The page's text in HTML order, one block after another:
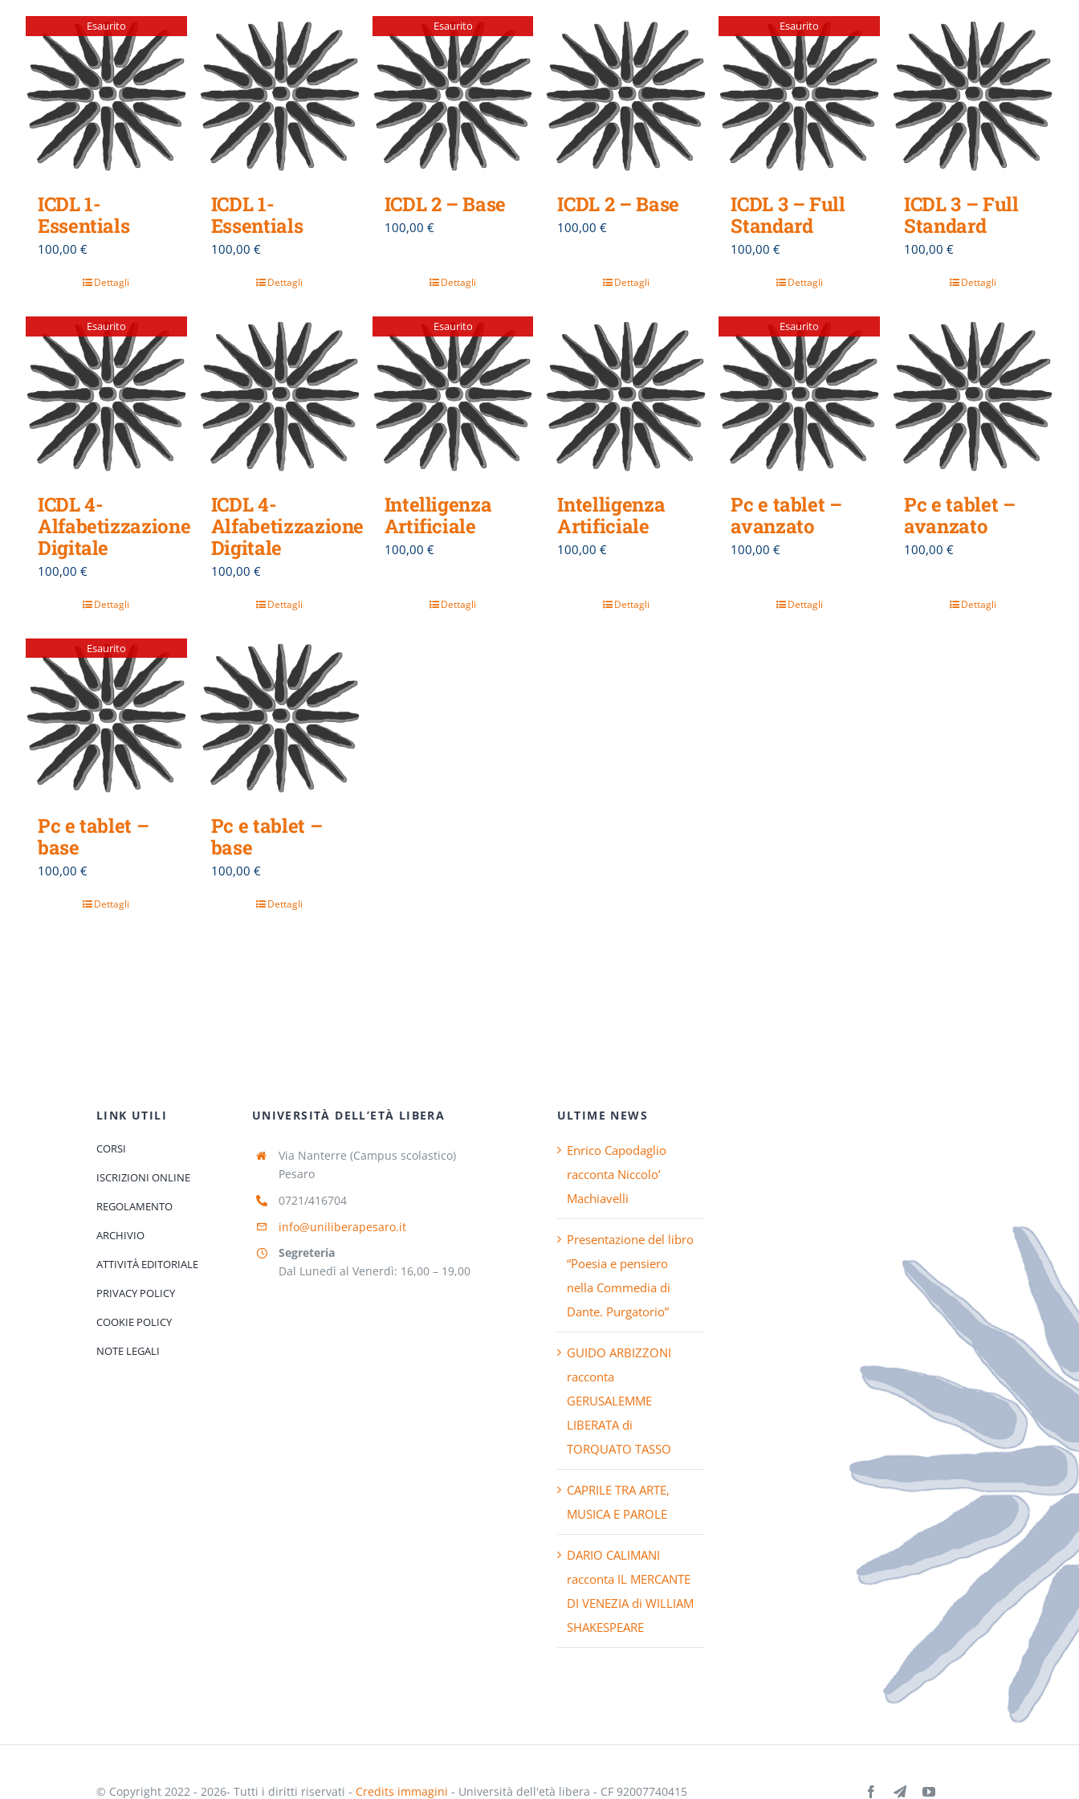
Esaurito
ICDL 1-
Essentials
100,00 €
Dettagli
ICDL 1-
Essentials
100,00 €
Dettagli
Esaurito
ICDL 2 – Base
100,00 €
Dettagli
ICDL 2 – Base
100,00€
Dettagli
Esaurito
ICDL 3 – Full
Standard
100,00€
Dettagli
ICDL 3 – Full
Standard
100,00€
Dettagli
Esaurito
ICDL 4-
Alfabetizzazione
Digitale
100,00 €
Dettagli
ICDL 4-
Alfabetizzazione
Digitale
100,00 €
Dettagli
Esaurito
Intelligenza
Artificiale
100,00 €
Dettagli
Intelligenza
Artificiale
100,00€
Dettagli
Esaurito
Pc e tablet –
avanzato
100,00€
Dettagli
Pc e tablet –
avanzato
100,00€
Dettagli
Esaurito
Pc e tablet –
base
100,00 €
Dettagli
Pc e tablet –
base
100,00 €
Dettagli
LINK UTILI
CORSI
ISCRIZIONI ONLINE
REGOLAMENTO
ARCHIVIO
ATTIVITÀ EDITORIALE
PRIVACY POLICY
COOKIE POLICY
NOTE LEGALI
UNIVERSITÀ DELL’ETÀ LIBERA
Via Nanterre (Campus scolastico)
Pesaro
0721/416704
info@uniliberapesaro.it
Segreteria
Dal Lunedì al Venerdì: 16,00 – 19,00
ULTIME NEWS
Enrico Capodaglio
racconta Niccolo’
Machiavelli
Presentazione del libro
“Poesia e pensiero
nella Commedia di
Dante. Purgatorio”
GUIDO ARBIZZONI
racconta
GERUSALEMME
LIBERATA di
TORQUATO TASSO
CAPRILE TRA ARTE,
MUSICA E PAROLE
DARIO CALIMANI
racconta IL MERCANTE
DI VENEZIA di WILLIAM
SHAKESPEARE
© Copyright 2022 - 2026- Tutti i diritti riservati - Credits immagini - Università dell'età libera - CF 92007740415